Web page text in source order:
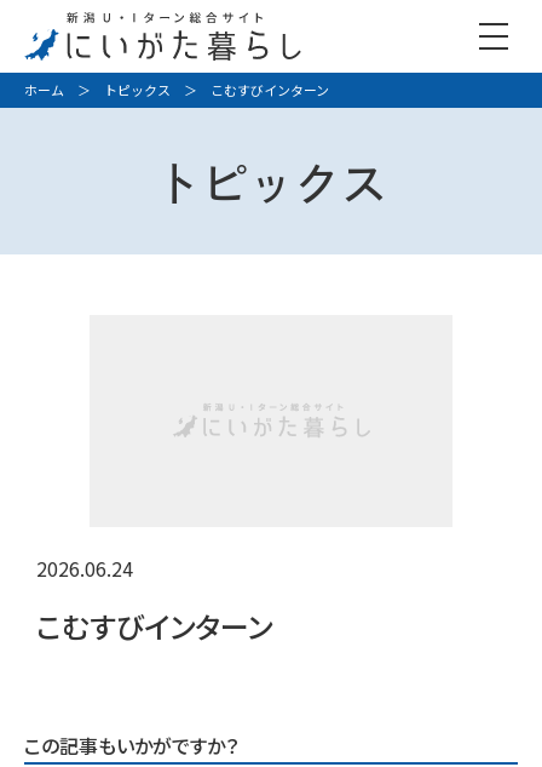
ホーム ＞ トピックス ＞ こむすびインターン
トピックス
2026.06.24
こむすびインターン
この記事もいかがですか？